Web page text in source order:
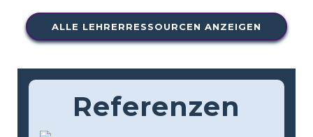
ALLE LEHRERRESSOURCEN ANZEIGEN
Referenzen